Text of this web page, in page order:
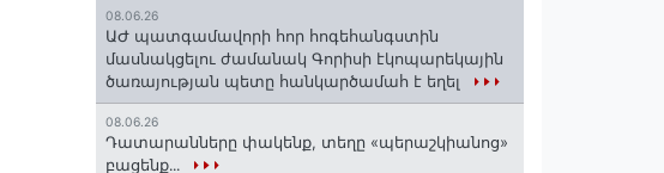
08.06.26
ԱԺ պատգամավորի հոր հոգեհանգստին
մասնակցելու ժամանակ Գորիսի էկոպարեկային
ծառայության պետը հանկարծամահ է եղել
08.06.26
Դատարանները փակենք, տեղը «պերաշկիանոց»
բացենք․․․